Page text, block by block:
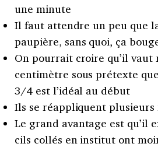
une minute
Il faut attendre un peu que
paupière, sans quoi, ça
On pourrait croire qu’il vaut
centimètre sous prétexte
3/4 est l’idéal au début
Ils se réappliquent plusieurs
Le grand avantage est qu’il
cils collés en institut ont